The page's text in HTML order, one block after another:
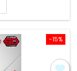
-15%